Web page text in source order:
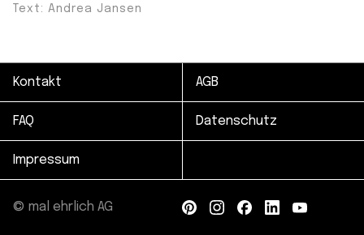
Text: Andrea Jansen
Kontakt AGB
FAQ Datenschutz
Impressum
© mal ehrlich AG